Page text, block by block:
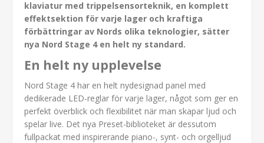
klaviatur med trippelsensorteknik, en komplett
effektsektion för varje lager och kraftiga
förbättringar av Nords olika teknologier, sätter
nya Nord Stage 4 en helt ny standard.
En helt ny upplevelse
Nord Stage 4 har en helt nydesignad panel med
dedikerade LED-reglar för varje lager, något som ger en
perfekt överblick och flexibilitet när man skapar ljud och
spelar live. Det nya Preset-biblioteket är dessutom
fullpackat med inspirerande piano-, synt- och orgelljud